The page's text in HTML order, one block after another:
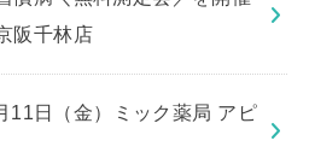
阪千林店
11日（金）ミック薬局 アピ